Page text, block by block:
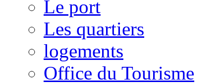
Le port
Les quartiers
logements
Office du Tourisme